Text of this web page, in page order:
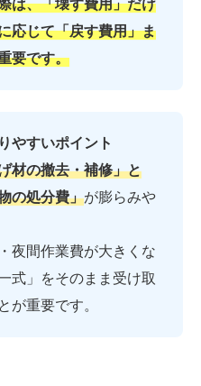
は、「壊す費用」だけ
応じて「戻す費用」ま
要です。
やすいポイント
材の撤去・補修」と
の処分費」が膨らみや
夜間作業費が大きくな
式」をそのまま受け取
が重要です。